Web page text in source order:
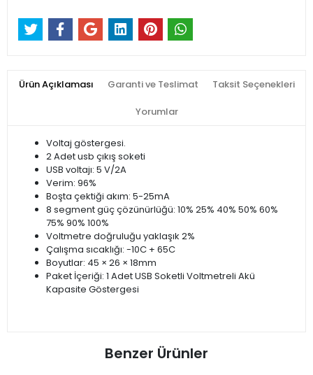
Ürün Açıklaması Garanti ve Teslimat Taksit Seçenekleri
Yorumlar
Voltaj göstergesi.
2 Adet usb çıkış soketi
USB voltajı: 5 V/2A
Verim: 96%
Boşta çektiği akım: 5-25mA
8 segment güç çözünürlüğü: 10% 25% 40% 50% 60%
75% 90% 100%
Voltmetre doğruluğu yaklaşık 2%
Çalışma sıcaklığı: -10C + 65C
Boyutlar: 45 × 26 × 18mm
Paket İçeriği: 1 Adet USB Soketli Voltmetreli Akü
Kapasite Göstergesi
Benzer Ürünler